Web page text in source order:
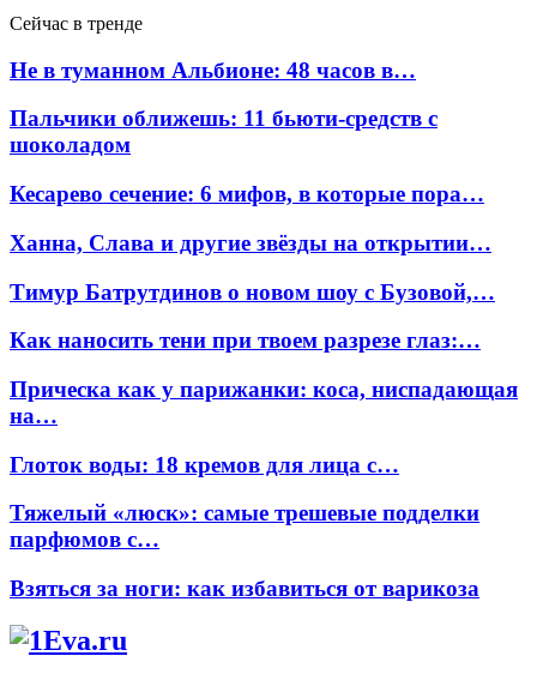
Сейчас в тренде
Не в туманном Альбионе: 48 часов в…
Пальчики оближешь: 11 бьюти-средств с
шоколадом
Кесарево сечение: 6 мифов, в которые пора…
Ханна, Слава и другие звёзды на открытии…
Тимур Батрутдинов о новом шоу с Бузовой,…
Как наносить тени при твоем разрезе глаз:…
Прическа как у парижанки: коса, ниспадающая
на…
Глоток воды: 18 кремов для лица с…
Тяжелый «люск»: самые трешевые подделки
парфюмов с…
Взяться за ноги: как избавиться от варикоза